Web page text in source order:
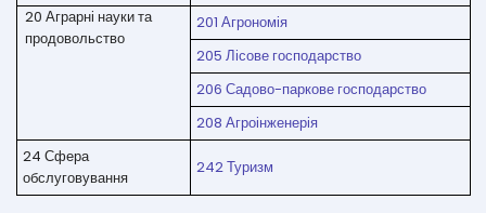
3
4
5
6
20 Аграрні науки та
продовольство
201 Агрономія
205 Лісове господарство
206 Садово-паркове господарство
208 Агроінженерія
24 Сфера
обслуговування
242 Туризм